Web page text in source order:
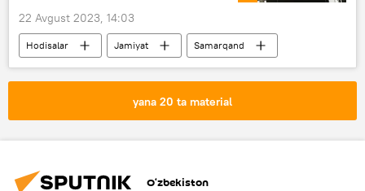
22 Avgust 2023, 14:03
Hodisalar Jamiyat
Samarqand
zaharlanish
yana 20 ta material
O‘zbekiston